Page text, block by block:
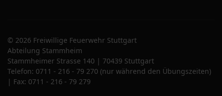
© 2026 Freiwillige Feuerwehr Stuttgart
Abteilung Stammheim
Stammheimer Strasse 140 | 70439 Stuttgart
Telefon: 0711 - 216 - 79 270 (nur während den Übungszeiten)
| Fax: 0711 - 216 - 79 279